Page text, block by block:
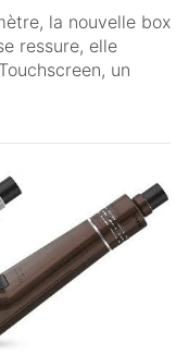
la nouvelle box
ressure, elle
un